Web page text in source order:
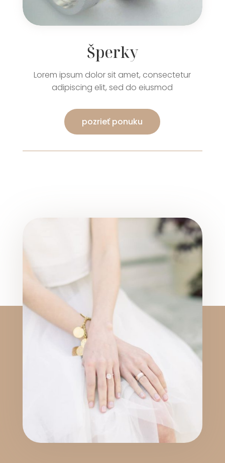
Šperky
Lorem ipsum dolor sit amet, consectetur
adipiscing elit, sed do eiusmod
pozrieť ponuku